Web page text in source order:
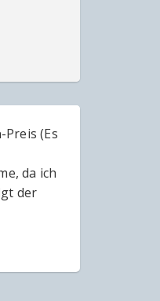
(Es
da ich
der